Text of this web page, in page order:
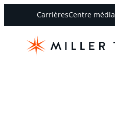
CarrièresCentre média